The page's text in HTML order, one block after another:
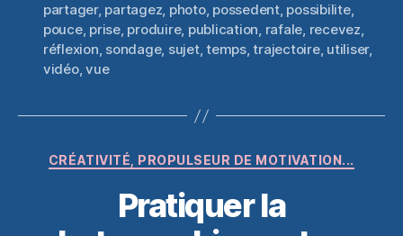
partager, partagez, photo, possedent, possibilite,
pouce, prise, produire, publication, rafale, recevez,
réflexion, sondage, sujet,temps,trajectoire, utiliser,
vidéo,vue
Catégories
CRÉATIVITÉ, PROPULSEUR DE MOTIVATION...
Pratiquer la